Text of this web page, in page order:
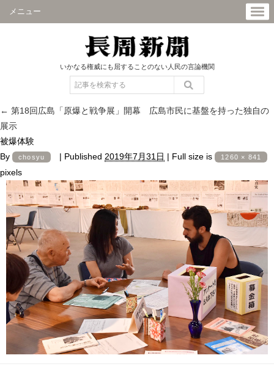
メニュー
いかなる権威にも屈することのない人民の言論機関
← 第18回広島「原爆と戦争展」開幕 広島市民に基盤を持った独自の
展示
被爆体験
By
chosyu | Published 2019年7月31日 | Full size is 1260 × 841
pixels